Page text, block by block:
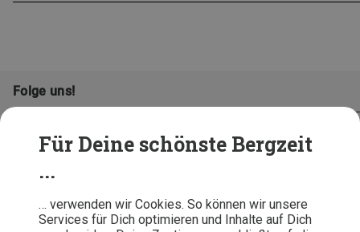
Für Deine schönste Bergzeit
...
… verwenden wir Cookies. So können wir unsere
Services für Dich optimieren und Inhalte auf Dich
Folge uns!